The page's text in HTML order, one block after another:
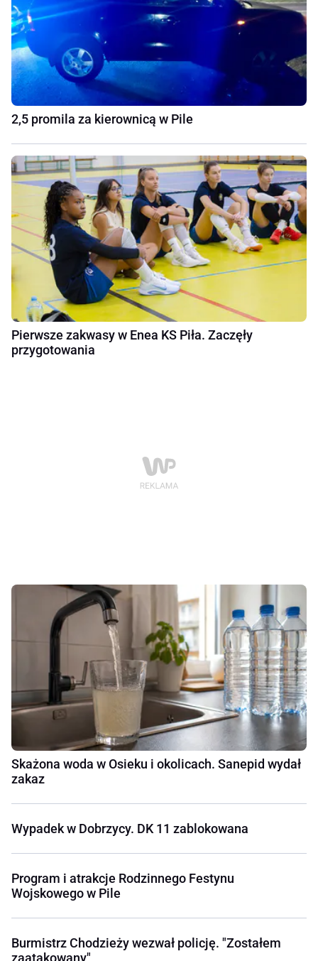
2,5 promila za kierownicą w Pile
Pierwsze zakwasy w Enea KS Piła. Zaczęły
przygotowania
Skażona woda w Osieku i okolicach. Sanepid wydał
zakaz
Wypadek w Dobrzycy. DK 11 zablokowana
Program i atrakcje Rodzinnego Festynu
Wojskowego w Pile
Burmistrz Chodzieży wezwał policję. "Zostałem
zaatakowany"